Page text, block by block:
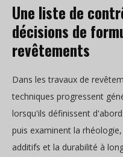
Une liste de
décisions de
revêtements
Dans les travaux de
techniques progressent
lorsqu'ils définissent
puis examinent la
additifs et la durabilité à